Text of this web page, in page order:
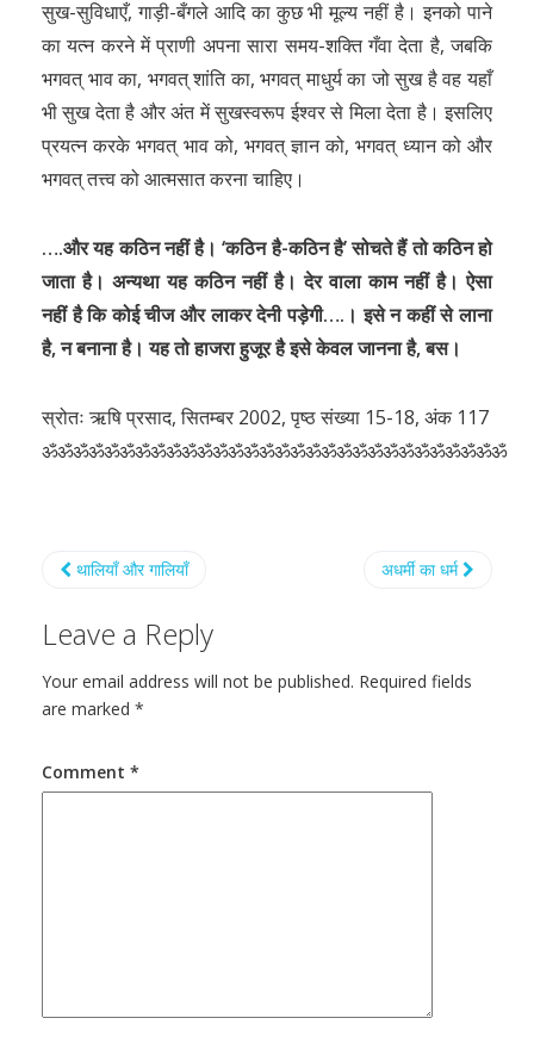
सुख-सुविधाएँ, गाड़ी-बँगले आदि का कुछ भी मूल्य नहीं है। इनको पाने
का यत्न करने में प्राणी अपना सारा समय-शक्ति गँवा देता है, जबकि
भगवत् भाव का, भगवत् शांति का, भगवत् माधुर्य का जो सुख है वह यहाँ
भी सुख देता है और अंत में सुखस्वरूप ईश्वर से मिला देता है। इसलिए
प्रयत्न करके भगवत् भाव को, भगवत् ज्ञान को, भगवत् ध्यान को और
भगवत् तत्त्व को आत्मसात करना चाहिए।
….और यह कठिन नहीं है। ‘कठिन है-कठिन है’ सोचते हैं तो कठिन हो
जाता है। अन्यथा यह कठिन नहीं है। देर वाला काम नहीं है। ऐसा
नहीं है कि कोई चीज और लाकर देनी पड़ेगी….। इसे न कहीं से लाना
है, न बनाना है। यह तो हाजरा हुजूर है इसे केवल जानना है, बस।
स्रोतः ऋषि प्रसाद, सितम्बर 2002, पृष्ठ संख्या 15-18, अंक 117
ॐॐॐॐॐॐॐॐॐॐॐॐॐॐॐॐॐॐॐॐॐॐॐॐॐॐॐॐॐॐ
थालियाँ और गालियाँ अधर्मी का धर्म
Leave a Reply
Your email address will not be published. Required fields
are marked *
Comment *